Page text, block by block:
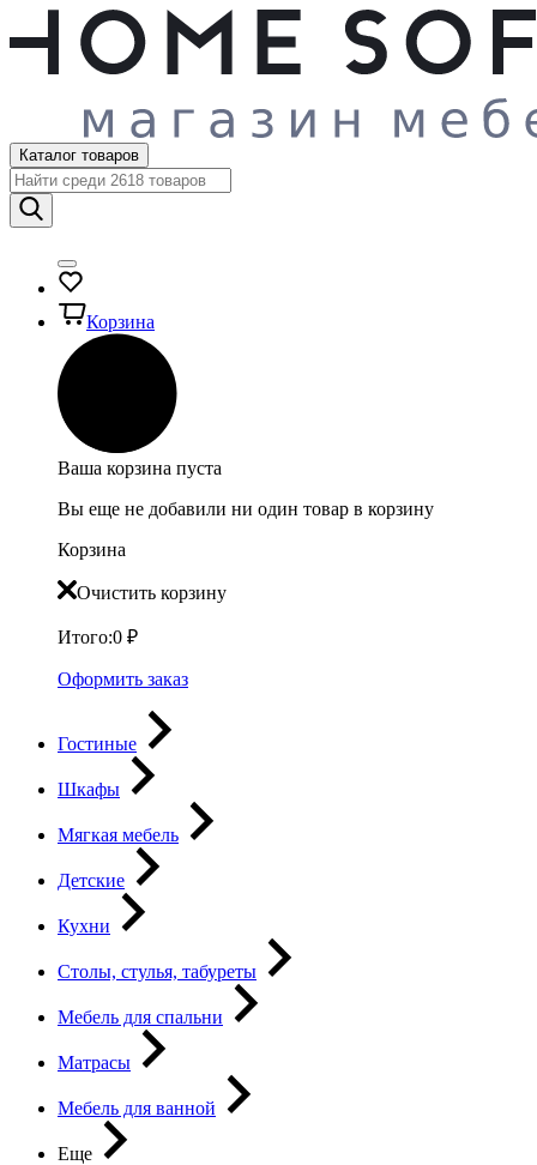
Каталог товаров
Корзина
Ваша корзина пуста
Вы еще не добавили ни один товар в корзину
Корзина
Очистить корзину
Итого:0 ₽
Оформить заказ
Гостиные
Шкафы
Мягкая мебель
Детские
Кухни
Столы, стулья, табуреты
Мебель для спальни
Матрасы
Мебель для ванной
Еще